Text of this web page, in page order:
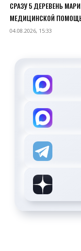
СРАЗУ 5 ДЕРЕВЕНЬ
МЕДИЦИНСКОЙ
04.08.2026, 15:33